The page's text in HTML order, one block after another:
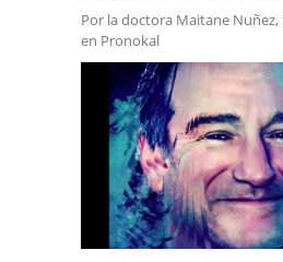
Por la doctora Maitane
en Pronokal